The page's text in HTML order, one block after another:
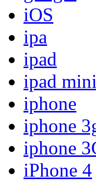
iOS
ipa
ipad
ipad mini
iphone
iphone
iphone
iPhone 4